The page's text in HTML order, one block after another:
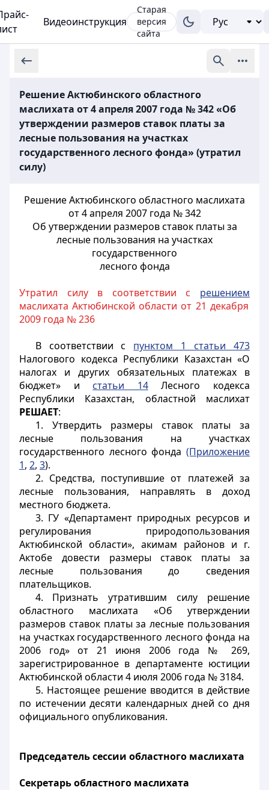
Видеоинструкция
Старая
версия
сайта
Решение Актюбинского областного
маслихата от 4 апреля 2007 года № 342 «Об
утверждении размеров ставок платы за
лесные пользования на участках
государственного лесного фонда» (утратил
силу)
Решение Актюбинского областного маслихата
от 4 апреля 2007 года № 342
Об утверждении размеров ставок платы за
лесные пользования на участках
государственного
лесного фонда
Утратил силу в соответствии с решением
маслихата Актюбинской области от 21 декабря
2009 года № 236
В соответствии с пунктом 1 статьи 473
Налогового кодекса Республики Казахстан «О
налогах и других обязательных платежах в
бюджет» и статьи 14Лесного кодекса
Республики Казахстан, областной маслихат
РЕШАЕТ:
1. Утвердить размеры ставок платы за
лесные пользования на участках
государственного лесного фонда (Приложение
1, 2, 3).
2. Средства, поступившие от платежей за
лесные пользования, направлять в доход
местного бюджета.
3. ГУ «Департамент природных ресурсов и
регулирования природопользования
Актюбинской области», акимам районов и г.
Актобе довести размеры ставок платы за
лесные пользования до сведения
плательщиков.
4. Признать утратившим силу решение
областного маслихата «Об утверждении
размеров ставок платы за лесные пользования
на участках государственного лесного фонда на
2006 год» от 21 июня 2006 года № 269,
зарегистрированное в департаменте юстиции
Актюбинской области 4 июля 2006 года № 3184.
5. Настоящее решение вводится в действие
по истечении десяти календарных дней со дня
официального опубликования.
Председатель сессии областного маслихата
Секретарь областного маслихата